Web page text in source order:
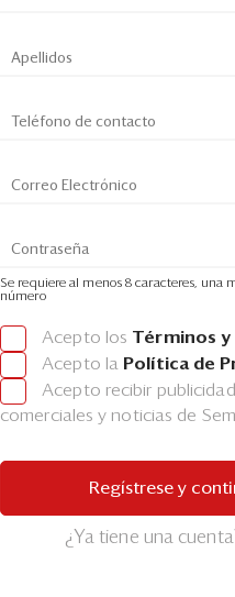
Se requiere al menos 8 caracteres, una
número
Acepto los Términos y
Acepto la Política de
Acepto recibir
comerciales y noticias de
Regístrese y
¿Ya tiene una